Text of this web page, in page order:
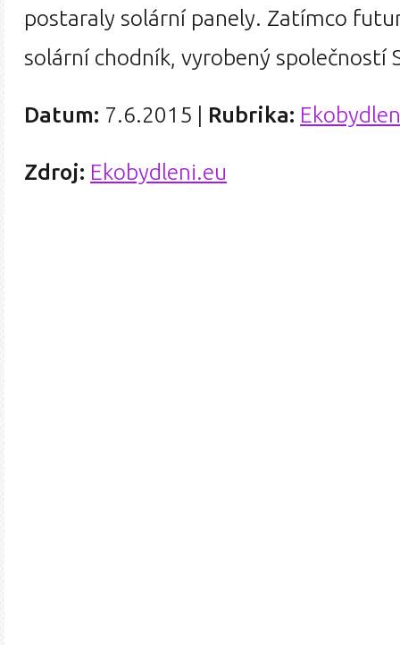
postaraly solární panely. Zatímco
solární chodník, vyrobený
Datum: 7.6.2015 Rubrika:
Zdroj: Ekobydleni.eu